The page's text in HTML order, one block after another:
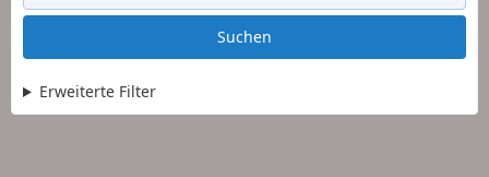
Suchen
Erweiterte Filter